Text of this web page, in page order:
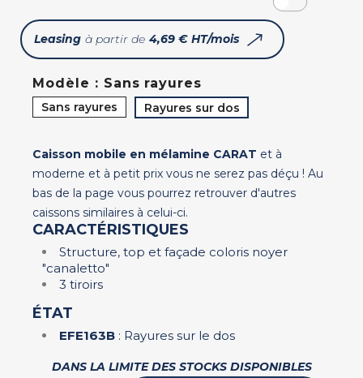
Leasing à partir de 4,69 € HT/mois
Modèle : Sans rayures
Sans rayures Rayures sur dos
Caisson mobile en mélamine CARAT et à
moderne et à petit prix vous ne serez pas déçu ! Au
bas de la page vous pourrez retrouver d'autres
caissons similaires à celui-ci.
CARACTÉRISTIQUES
Structure, top et façade coloris noyer
"canaletto"
3 tiroirs
ÉTAT
EFE163B : Rayures sur le dos
DANS LA LIMITE DES STOCKS DISPONIBLES